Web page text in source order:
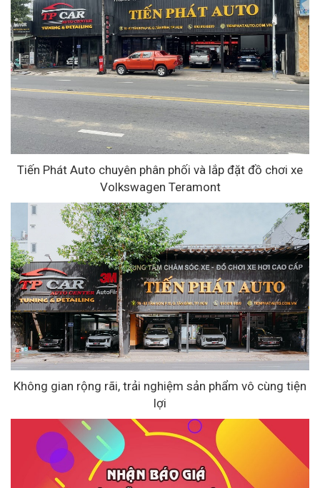
Tiến Phát Auto chuyên phân phối và lắp đặt đồ chơi xe
Volkswagen Teramont
Không gian rộng rãi, trải nghiệm sản phẩm vô cùng tiện
lợi